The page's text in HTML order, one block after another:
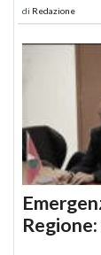
di Redazione